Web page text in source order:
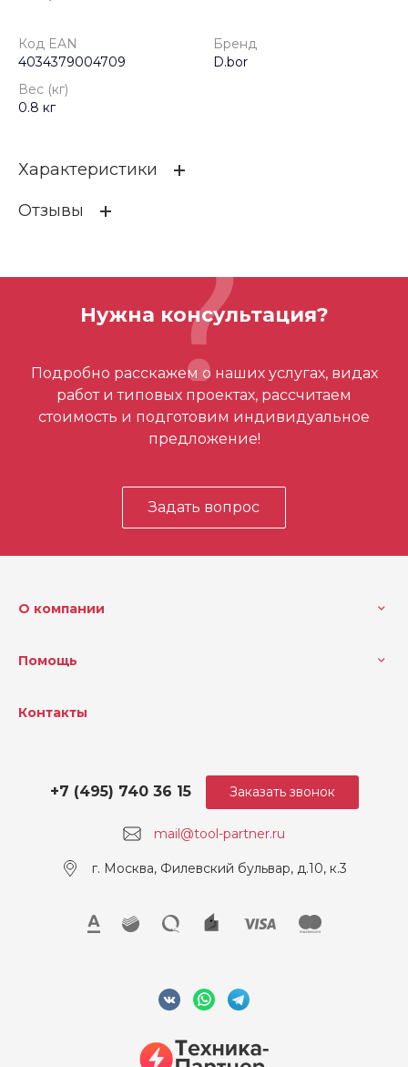
Код EAN
4034379004709
Бренд
D.bor
Вес (кг)
0.8 кг
Характеристики
Код EAN
0.8 кг
Отзывы
Отзывов ещё нет – ваш может стать
первым
Нужна консультация?
Подробно расскажем о наших услугах, видах
работ и типовых проектах, рассчитаем
стоимость и подготовим индивидуальное
предложение!
Задать вопрос
О компании
Помощь
Контакты
mail@tool-partner.ru
+7 (495) 740 36 15
г. Москва, Филевский бульвар, д.10, к.3
Заказать звонок